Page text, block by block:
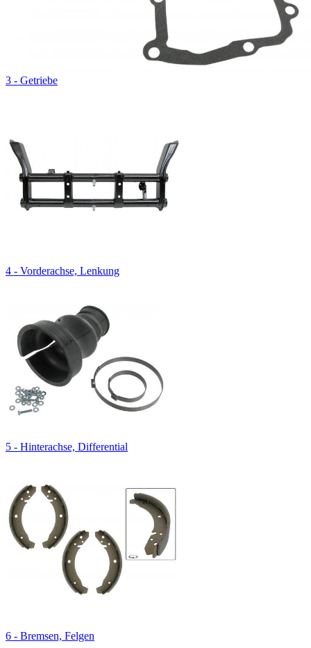
3 - Getriebe
4 - Vorderachse, Lenkung
5 - Hinterachse, Differential
6 - Bremsen, Felgen